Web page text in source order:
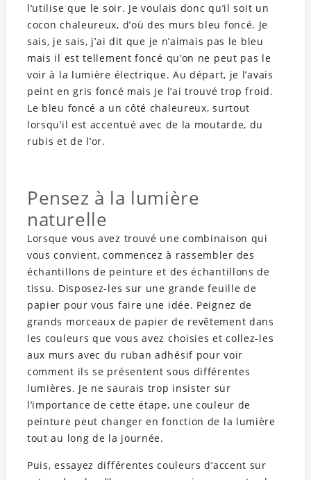
l’utilise que le soir. Je voulais donc qu’il soit un
cocon chaleureux, d’où des murs bleu foncé. Je
sais, je sais, j’ai dit que je n’aimais pas le bleu
mais il est tellement foncé qu’on ne peut pas le
voir à la lumière électrique. Au départ, je l’avais
peint en gris foncé mais je l’ai trouvé trop froid.
Le bleu foncé a un côté chaleureux, surtout
lorsqu’il est accentué avec de la moutarde, du
rubis et de l’or.
Pensez à la lumière
naturelle
Lorsque vous avez trouvé une combinaison qui
vous convient, commencez à rassembler des
échantillons de peinture et des échantillons de
tissu. Disposez-les sur une grande feuille de
papier pour vous faire une idée. Peignez de
grands morceaux de papier de revêtement dans
les couleurs que vous avez choisies et collez-les
aux murs avec du ruban adhésif pour voir
comment ils se présentent sous différentes
lumières. Je ne saurais trop insister sur
l’importance de cette étape, une couleur de
peinture peut changer en fonction de la lumière
tout au long de la journée.
Puis, essayez différentes couleurs d’accent sur